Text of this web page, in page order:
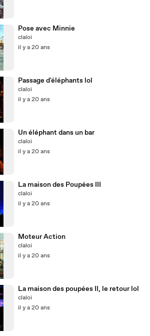
Pose avec Minnie
claloi
il y a 20 ans
Passage d'éléphants lol
claloi
il y a 20 ans
Un éléphant dans un bar
claloi
il y a 20 ans
La maison des Poupées III
claloi
il y a 20 ans
Moteur Action
claloi
il y a 20 ans
La maison des poupées II, le retour lol
claloi
il y a 20 ans